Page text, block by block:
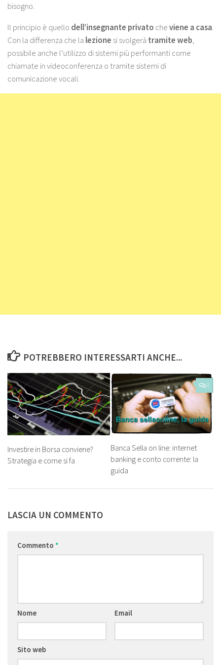
bisogno.
Il principio è quello dell’insegnante privato cheviene a casa.
Con la differenza che la lezione si svolgerà tramite web,
possibile anche l’utilizzo di sistemi più performanti come
chiamate in videoconferenza o tramite sistemi di
comunicazione vocali.
POTREBBERO INTERESSARTI ANCHE...
Investire in Borsa conviene?
Strategia e come si fa
0
Banca Sella on line: internet
banking e conto corrente: la
guida
LASCIA UN COMMENTO
Commento *
Nome Email
Sito web